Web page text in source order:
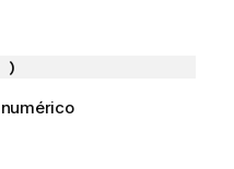
)
numérico